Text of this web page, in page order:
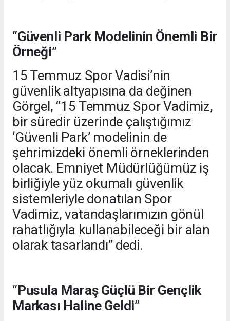
“Güvenli Park Modelinin Önemli Bir
Örneği”
15 Temmuz Spor Vadisi’nin
güvenlik altyapısına da değinen
Görgel, “15 Temmuz Spor Vadimiz,
bir süredir üzerinde çalıştığımız
‘Güvenli Park’ modelinin de
şehrimizdeki önemli örneklerinden
olacak. Emniyet Müdürlüğümüz iş
birliğiyle yüz okumalı güvenlik
sistemleriyle donatılan Spor
Vadimiz, vatandaşlarımızın gönül
rahatlığıyla kullanabileceği bir alan
olarak tasarlandı” dedi.
“Pusula Maraş Güçlü Bir Gençlik
Markası Haline Geldi”